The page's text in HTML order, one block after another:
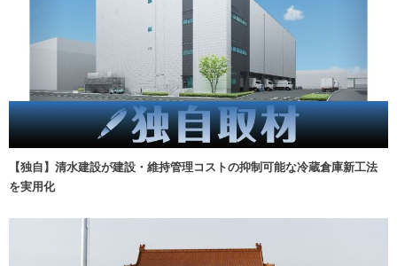
【独自】清水建設が建設・維持管理コストの抑制可能な冷蔵倉庫新工法
を実用化